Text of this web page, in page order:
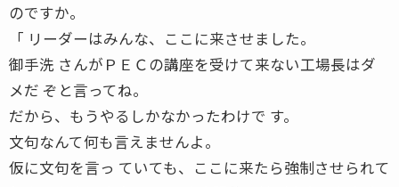
のですか。
「 リーダーはみんな、ここに来させました。
御手洗 さんがＰＥＣの講座を受けて来ない工場長はダ
メだ ぞと言ってね。
だから、もうやるしかなかったわけで す。
文句なんて何も言えませんよ。
仮に文句を言っ ていても、ここに来たら強制させられて